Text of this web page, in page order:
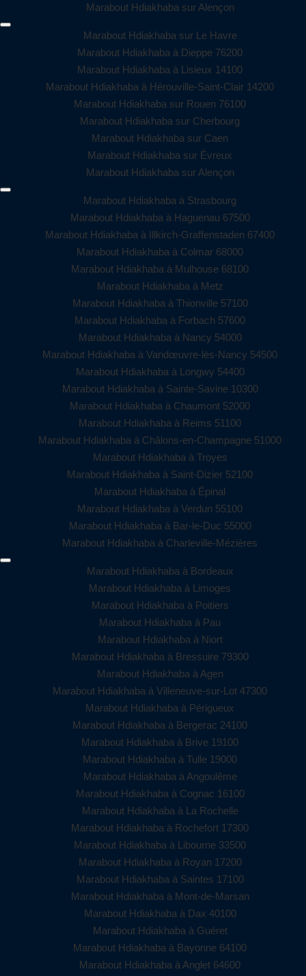
Marabout Hdiakhaba sur Alençon
Marabout Hdiakhaba sur Le Havre
Marabout Hdiakhaba à Dieppe 76200
Marabout Hdiakhaba à Lisieux 14100
Marabout Hdiakhaba à Hérouville-Saint-Clair 14200
Marabout Hdiakhaba sur Rouen 76100
Marabout Hdiakhaba sur Cherbourg
Marabout Hdiakhaba sur Caen
Marabout Hdiakhaba sur Évreux
Marabout Hdiakhaba sur Alençon
Marabout Hdiakhaba à Strasbourg
Marabout Hdiakhaba à Haguenau 67500
Marabout Hdiakhaba à Illkirch-Graffenstaden 67400
Marabout Hdiakhaba à Colmar 68000
Marabout Hdiakhaba à Mulhouse 68100
Marabout Hdiakhaba à Metz
Marabout Hdiakhaba à Thionville 57100
Marabout Hdiakhaba à Forbach 57600
Marabout Hdiakhaba à Nancy 54000
Marabout Hdiakhaba à Vandœuvre-lès-Nancy 54500
Marabout Hdiakhaba à Longwy 54400
Marabout Hdiakhaba à Sainte-Savine 10300
Marabout Hdiakhaba à Chaumont 52000
Marabout Hdiakhaba à Reims 51100
Marabout Hdiakhaba à Châlons-en-Champagne 51000
Marabout Hdiakhaba à Troyes
Marabout Hdiakhaba à Saint-Dizier 52100
Marabout Hdiakhaba à Épinal
Marabout Hdiakhaba à Verdun 55100
Marabout Hdiakhaba à Bar-le-Duc 55000
Marabout Hdiakhaba à Charleville-Mézières
Marabout Hdiakhaba à Bordeaux
Marabout Hdiakhaba à Limoges
Marabout Hdiakhaba à Poitiers
Marabout Hdiakhaba à Pau
Marabout Hdiakhaba à Niort
Marabout Hdiakhaba à Bressuire 79300
Marabout Hdiakhaba à Agen
Marabout Hdiakhaba à Villeneuve-sur-Lot 47300
Marabout Hdiakhaba à Périgueux
Marabout Hdiakhaba à Bergerac 24100
Marabout Hdiakhaba à Brive 19100
Marabout Hdiakhaba à Tulle 19000
Marabout Hdiakhaba à Angoulême
Marabout Hdiakhaba à Cognac 16100
Marabout Hdiakhaba à La Rochelle
Marabout Hdiakhaba à Rochefort 17300
Marabout Hdiakhaba à Libourne 33500
Marabout Hdiakhaba à Royan 17200
Marabout Hdiakhaba à Saintes 17100
Marabout Hdiakhaba à Mont-de-Marsan
Marabout Hdiakhaba à Dax 40100
Marabout Hdiakhaba à Guéret
Marabout Hdiakhaba à Bayonne 64100
Marabout Hdiakhaba à Anglet 64600